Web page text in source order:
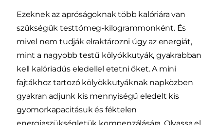
Ezeknek az apróságoknak több kalóriára van
szükségük testtömeg-kilogrammonként. És
mivel nem tudják elraktározni úgy az energiát,
mint a nagyobb testű kölyökkutyák, gyakrabban
kell kalóriadús eledellel etetni őket. A mini
fajtákhoz tartozó kölyökkutyáknak napközben
gyakran adjunk kis mennyiségű eledelt kis
gyomorkapacitásuk és féktelen